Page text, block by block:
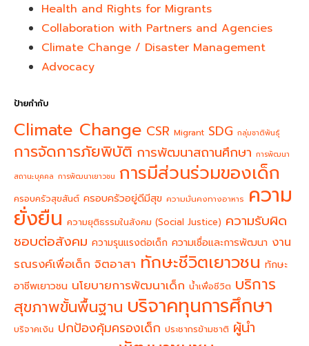
Health and Rights for Migrants
Collaboration with Partners and Agencies
Climate Change / Disaster Management
Advocacy
ป้ายกำกับ
Climate Change CSR Migrant SDG กลุ่มชาติพันธุ์
การจัดการภัยพิบัติ การพัฒนาสถานศึกษา การพัฒนา
สถานะบุคคล การพัฒนาเยาวชน การมีส่วนร่วมของเด็ก
ครอบครัวสุขสันต์ ครอบครัวอยู่ดีมีสุข ความมั่นคงทางอาหาร ความ
ยั่งยืน ความยุติธรรมในสังคม (Social Justice) ความรับผิด
ชอบต่อสังคม ความรุนแรงต่อเด็ก ความเชื่อและการพัฒนา งาน
รณรงค์เพื่อเด็ก จิตอาสา ทักษะชีวิตเยาวชน ทักษะ
อาชีพเยาวชน นโยบายการพัฒนาเด็ก น้ำเพื่อชีวิต บริการ
สุขภาพขั้นพื้นฐาน บริจาคทุนการศึกษา
บริจาคเงิน ปกป้องคุ้มครองเด็ก ประชากรข้ามชาติ ผู้นำ